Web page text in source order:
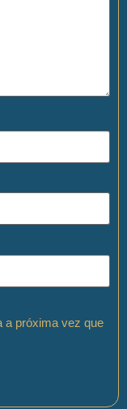
a próxima vez que